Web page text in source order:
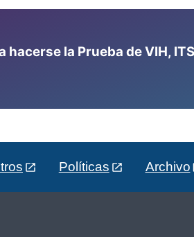
hacerse la Prueba de VIH,
Políticas Archivo